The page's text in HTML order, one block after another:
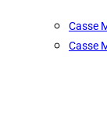
Casse
Casse